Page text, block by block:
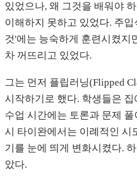
있었으나, 왜 그것을 배워야
이해하지 못하고 있었다. 주
것'에는 능숙하게 훈련시켰지
차 꺼뜨리고 있었다.
그는 먼저 플립러닝(Flipped
시작하기로 했다. 학생들은
수업 시간에는 토론과 문제
시 타이완에서는 이례적인 시
기를 눈에 띄게 변화시켰다.
았다.